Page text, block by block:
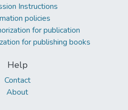
Instructions
policies
for publication
for publishing books
Help
Contact
About